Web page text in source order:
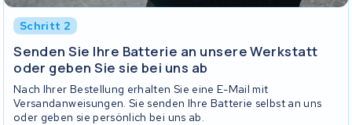
Schritt 2
Senden Sie Ihre Batterie an unsere Werkstatt
oder geben Sie sie bei uns ab
Nach Ihrer Bestellung erhalten Sie eine E-Mail mit
Versandanweisungen. Sie senden Ihre Batterie selbst an uns
oder geben sie persönlich bei uns ab.